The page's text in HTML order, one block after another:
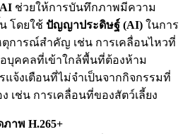
AI ช่วยให้การบันทึกภาพมีความ
โดยใช้ ปัญญาประดิษฐ์ (AI) ในการ
ตุการณ์สำคัญ เช่น การเคลื่อนไหวที่
บุคคลที่เข้าใกล้พื้นที่ต้องห้าม
แจ้งเตือนที่ไม่จำเป็นจากกิจกรรมที่
เช่น การเคลื่อนที่ของสัตว์เลี้ยง
าพ H.265+